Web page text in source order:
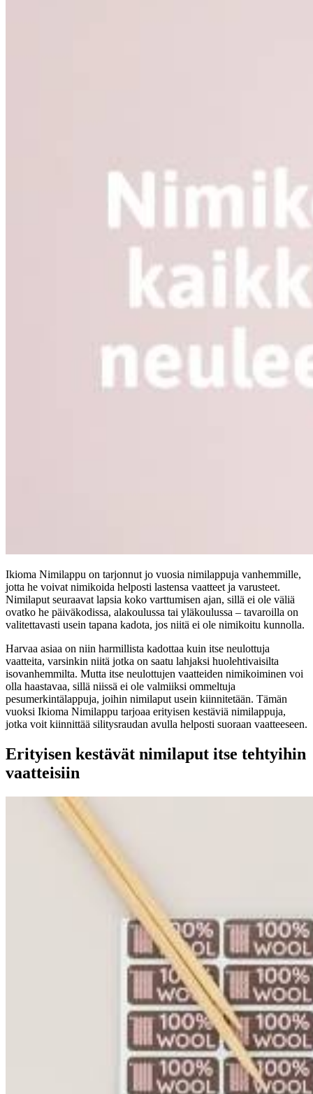
Ikioma Nimilappu on tarjonnut jo vuosia nimilappuja vanhemmille,
jotta he voivat nimikoida helposti lastensa vaatteet ja varusteet.
Nimilaput seuraavat lapsia koko varttumisen ajan, sillä ei ole väliä
ovatko he päiväkodissa, alakoulussa tai yläkoulussa – tavaroilla on
valitettavasti usein tapana kadota, jos niitä ei ole nimikoitu kunnolla.
Harvaa asiaa on niin harmillista kadottaa kuin itse neulottuja
vaatteita, varsinkin niitä jotka on saatu lahjaksi huolehtivaisilta
isovanhemmilta. Mutta itse neulottujen vaatteiden nimikoiminen voi
olla haastavaa, sillä niissä ei ole valmiiksi ommeltuja
pesumerkintälappuja, joihin nimilaput usein kiinnitetään. Tämän
vuoksi Ikioma Nimilappu tarjoaa erityisen kestäviä nimilappuja,
jotka voit kiinnittää silitysraudan avulla helposti suoraan vaatteeseen.
Erityisen kestävät nimilaput itse tehtyihin
vaatteisiin